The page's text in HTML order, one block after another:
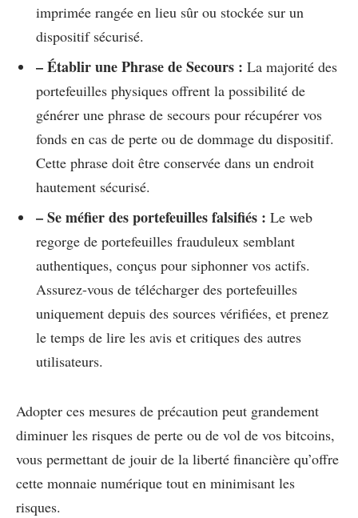
imprimée rangée en lieu sûr ou stockée sur un
dispositif sécurisé.
– Établir une Phrase de Secours : La majorité des
portefeuilles physiques offrent la possibilité de
générer une phrase de secours pour récupérer vos
fonds en cas de perte ou de dommage du dispositif.
Cette phrase doit être conservée dans un endroit
hautement sécurisé.
– Se méfier des portefeuilles falsifiés : Le web
regorge de portefeuilles frauduleux semblant
authentiques, conçus pour siphonner vos actifs.
Assurez-vous de télécharger des portefeuilles
uniquement depuis des sources vérifiées, et prenez
le temps de lire les avis et critiques des autres
utilisateurs.
Adopter ces mesures de précaution peut grandement
diminuer les risques de perte ou de vol de vos bitcoins,
vous permettant de jouir de la liberté financière qu’offre
cette monnaie numérique tout en minimisant les
risques.